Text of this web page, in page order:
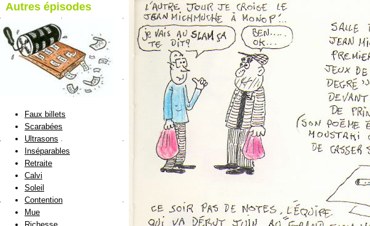
blog de Sirou
Autres épisodes
Faux billets
Scarabées
Ultrasons
Inséparables
Retraite
Calvi
Soleil
Contention
Mue